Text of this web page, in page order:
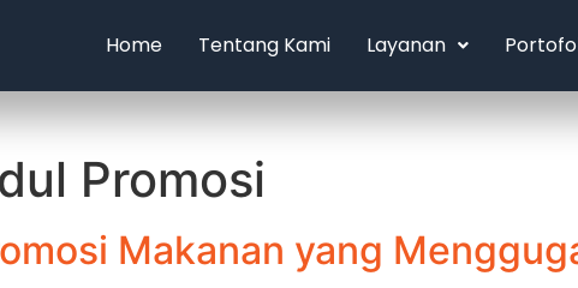
Home Tentang Kami Layanan
Promosi
Makanan yang